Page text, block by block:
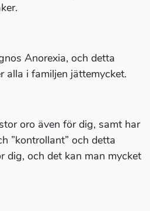
Anorexia, och detta
alla i familjen jättemycket.
oro även för dig, samt har
”kontrollant” och detta
dig, och det kan man mycket